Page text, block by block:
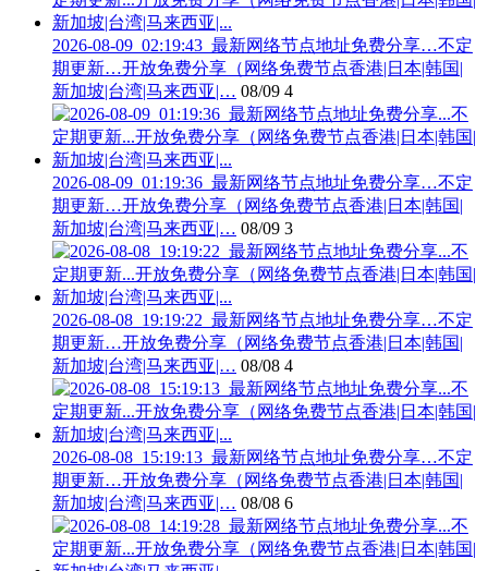
2026-08-09_02:19:43_最新网络节点地址免费分享…不定
期更新…开放免费分享（网络免费节点香港|日本|韩国|
新加坡|台湾|马来西亚|… 08/09 4
2026-08-09_01:19:36_最新网络节点地址免费分享…不定
期更新…开放免费分享（网络免费节点香港|日本|韩国|
新加坡|台湾|马来西亚|… 08/09 3
2026-08-08_19:19:22_最新网络节点地址免费分享…不定
期更新…开放免费分享（网络免费节点香港|日本|韩国|
新加坡|台湾|马来西亚|… 08/08 4
2026-08-08_15:19:13_最新网络节点地址免费分享…不定
期更新…开放免费分享（网络免费节点香港|日本|韩国|
新加坡|台湾|马来西亚|… 08/08 6